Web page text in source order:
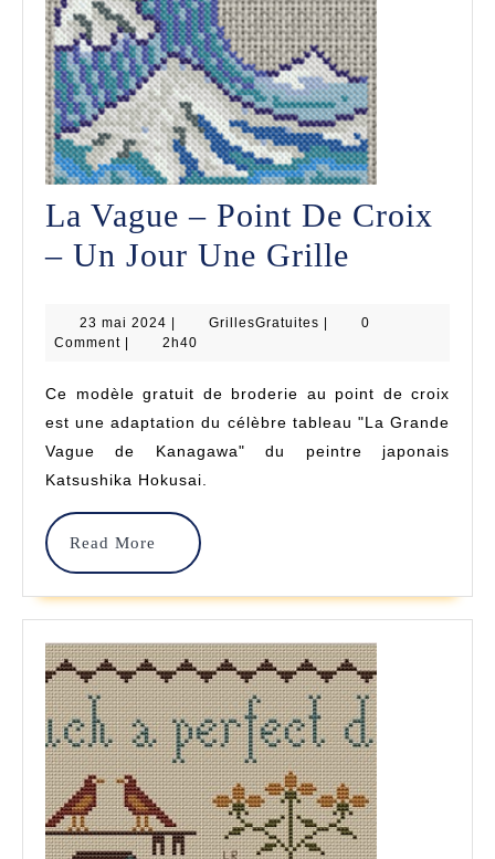
La Vague – Point De Croix
– Un Jour Une Grille
–
De
Croix
Une
Grille
23 mai 2024 23
mai
| GrillesGratuites GrillesGratuites
|
0
Comment | 2h40
Ce modèle gratuit de broderie au point de croix
est une adaptation du célèbre tableau "La Grande
Vague de Kanagawa" du peintre japonais
Katsushika Hokusai.
Read More
Read
More